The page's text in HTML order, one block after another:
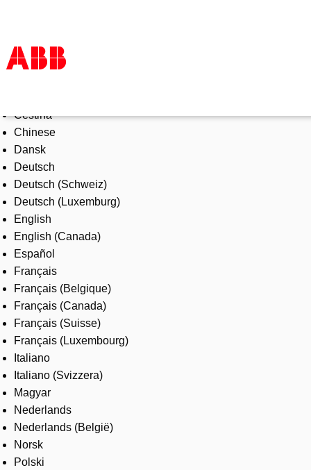
Products & Solutions
Industries
Services
About us
Where to buy
Contact us
Careers
Čeština
Chinese
Dansk
Deutsch
Deutsch (Schweiz)
Deutsch (Luxemburg)
English
English (Canada)
Español
Français
Français (Belgique)
Français (Canada)
Français (Suisse)
Français (Luxembourg)
Italiano
Italiano (Svizzera)
Magyar
Nederlands
Nederlands (België)
Norsk
Polski